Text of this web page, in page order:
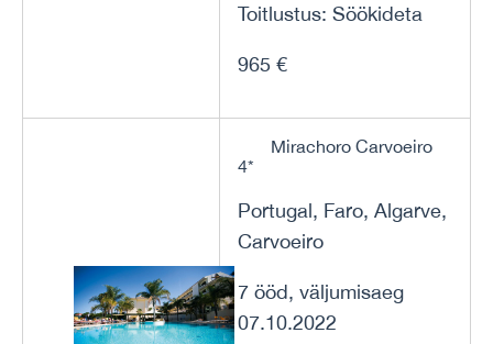
Toitlustus: Söökideta
965 €
Mirachoro Carvoeiro
4*
Portugal, Faro, Algarve,
Carvoeiro
7 ööd, väljumisaeg
07.10.2022